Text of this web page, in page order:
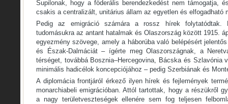
Supilonak, hogy a föderális berendezkedést nem támogatja,
csakis a centralizált, unitárius állam az egyetlen és elfogadható
Pedig az emigráció számára a rossz hírek folytatódtak.
tudomásukra az antant hatalmak és Olaszország között 1915.
egyezmény szövege, amely a háborúba való belépésért
és Észak-Dalmáciát – ígérte meg Olaszországnak, a
térséget, továbbá Bosznia–Hercegovina, Bácska és Szlavónia
minimális hadicélok koncepciójához – pedig Szerbiának és
A diplomácia frontjáról érkező ilyen hírek és fejlemények
monarchiabeli emigrációban. Attól tartottak, hogy a részükről
a nagy területveszteségek ellenére sem fog teljesen